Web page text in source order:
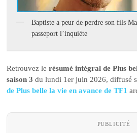
Baptiste a peur de perdre son fils
passeport l’inquiète
Retrouvez lerésumé intégral de Plus
saison 3du lundi 1er juin 2026, diffusé
de Plus belle la vie en avance de TF1
PUBLICITÉ